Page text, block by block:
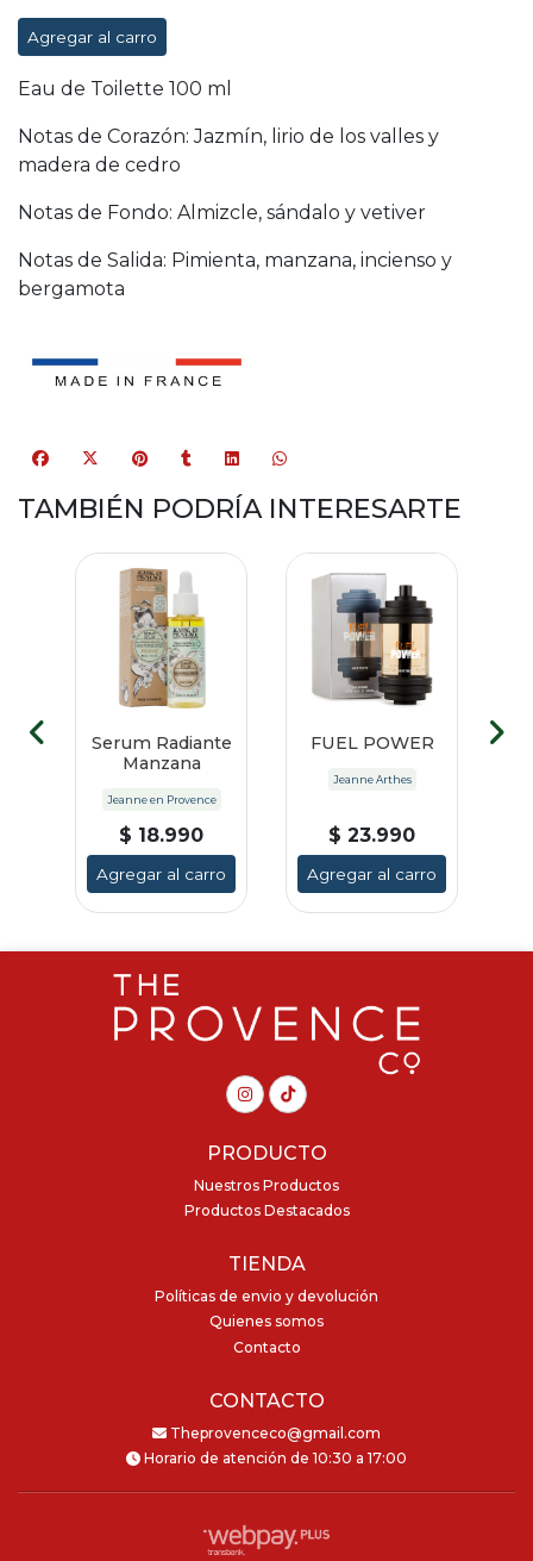
Agregar al carro
Eau de Toilette 100 ml
Notas de Corazón: Jazmín, lirio de los valles y
madera de cedro
Notas de Fondo: Almizcle, sándalo y vetiver
Notas de Salida: Pimienta, manzana, incienso y
bergamota
TAMBIÉN PODRÍA INTERESARTE
Serum Radiante
Manzana
Jeanne en Provence
$ 18.990
Agregar al carro
FUEL POWER
Jeanne Arthes
$ 23.990
Agregar al carro
PRODUCTO
Nuestros Productos
Productos Destacados
TIENDA
Políticas de envio y devolución
Quienes somos
Contacto
CONTACTO
Theprovenceco@gmail.com
Horario de atención de 10:30 a 17:00